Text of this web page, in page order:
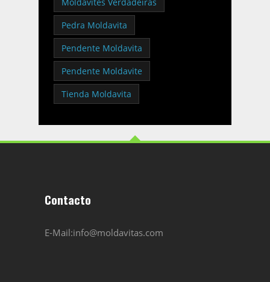
Pedra Moldavita
Pendente Moldavita
Pendente Moldavite
Tienda Moldavita
Contacto
E-Mail:info@moldavitas.com